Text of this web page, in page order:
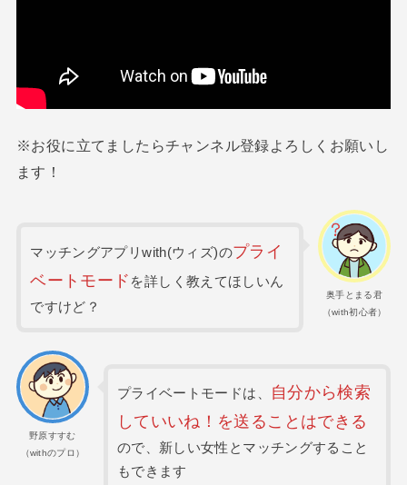
※お役に立てましたらチャンネル登録よろしくお願いし
ます！
奥手とまる君
（with初心者）
マッチングアプリwith(ウィズ)のプライ
ベートモード を詳しく教えてほしいん
ですけど？
野原すすむ
（withのプロ）
プライベートモードは、
自分から検索
していいね！を送ることはできる
ので、新しい女性とマッチングすること
もできます